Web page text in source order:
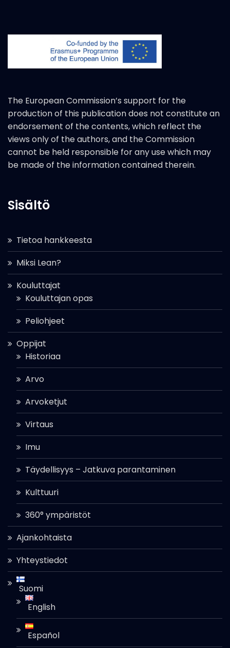
The European Commission’s support for the
production of this publication does not constitute an
endorsement of the contents, which reflect the
views only of the authors, and the Commission
cannot be held responsible for any use which may
be made of the information contained therein.
Sisältö
Tietoa hankkeesta
Miksi Lean?
Kouluttajat
Kouluttajan opas
Peliohjeet
Oppijat
Historiaa
Arvo
Arvoketjut
Virtaus
Imu
Täydellisyys – Jatkuva parantaminen
Kulttuuri
360° ympäristöt
Ajankohtaista
Yhteystiedot
Suomi
English
Español